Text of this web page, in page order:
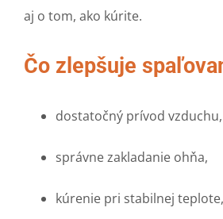
aj o tom, ako kúrite.
Čo zlepšuje
dostatočný prívod vzduchu,
správne zakladanie ohňa,
kúrenie pri stabilnej teplote,